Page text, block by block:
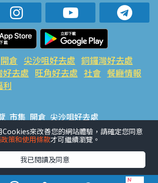
開倉 尖沙咀好去處 銅鑼灣好去處
好去處 旺角好去處 社會 餐廳情報
利
市集 開倉 尖沙咀好去處
好去處 荃灣好去處 旺角好去處 社會
氣活動推介 #美食社群熱話
來改善您的網站體驗，請確定您同意
策和使用條款才可繼續瀏覽。
我已閱讀及同意